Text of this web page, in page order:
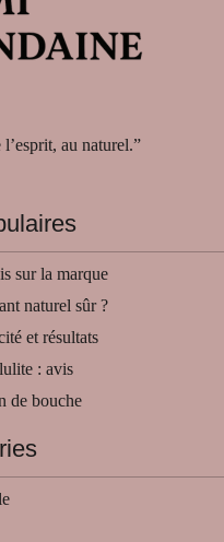
au naturel.”
sur la marque
naturel sûr ?
et résultats
: avis
de bouche